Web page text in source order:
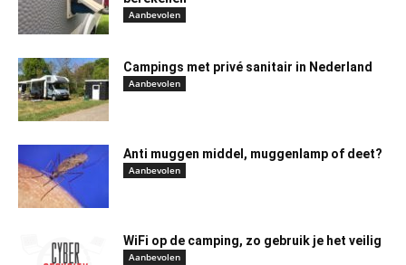
Aanbevolen
Campings met privé sanitair in Nederland
Aanbevolen
Anti muggen middel, muggenlamp of deet?
Aanbevolen
WiFi op de camping, zo gebruik je het veilig
Aanbevolen